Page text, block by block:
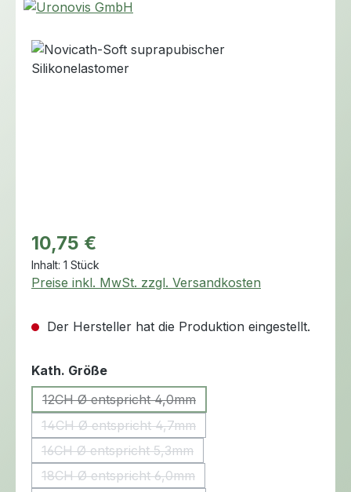
Bildergalerie überspringen
Regulärer Preis:
10,75 €
Inhalt: 1 Stück
Preise inkl. MwSt. zzgl. Versandkosten
Der Hersteller hat die Produktion eingestellt.
Kath. Größeauswählen
12CH Ø entspricht 4,0mm
(Diese Option ist zurzeit nicht verfügbar.)
14CH Ø entspricht 4,7mm
(Diese Option ist zurzeit nicht verfügbar.)
16CH Ø entspricht 5,3mm
(Diese Option ist zurzeit nicht verfügbar.)
18CH Ø entspricht 6,0mm
(Diese Option ist zurzeit nicht verfügbar.)